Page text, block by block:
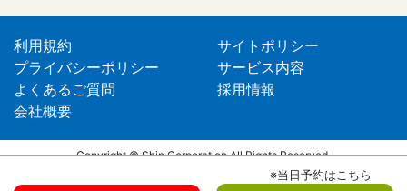
利用規約
サイトポリシー
プライバシーポリシー
サービス内容
よくあるご質問
採用情報
会社概要
Copyright © Shin Corporation All Rights Reserved.
※当日予約はこちら